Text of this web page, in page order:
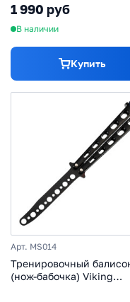
1 990 руб
В наличии
Купить
Арт. MS014
Тренировочный
(нож-бабочка) Viking